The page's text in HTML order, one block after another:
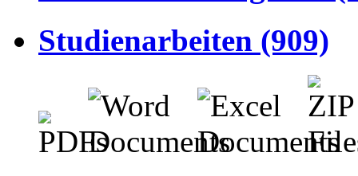
Studienarbeiten (909)